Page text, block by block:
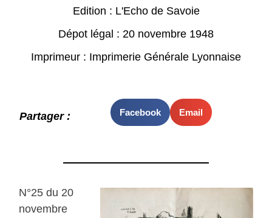
Edition : L'Echo de Savoie
Dépot légal : 20 novembre 1948
Imprimeur : Imprimerie Générale Lyonnaise
Partager : Facebook Email
N°25 du 20
novembre